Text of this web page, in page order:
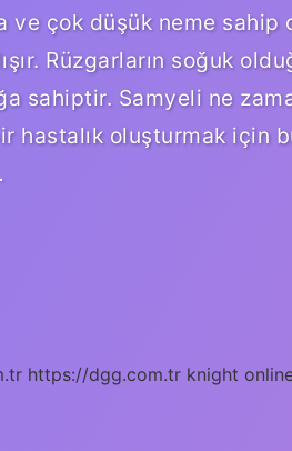
ve çok düşük neme sahip
Rüzgarların soğuk
sahiptir. Samyeli ne
hastalık oluşturmak için
https://dgg.com.tr knight